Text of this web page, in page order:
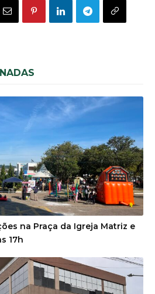
na Praça da Igreja Matriz e
17h